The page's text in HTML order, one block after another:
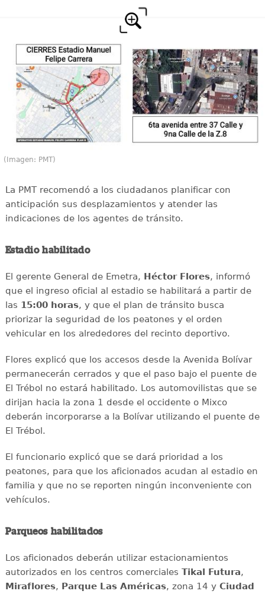
(Imagen: PMT)
La PMT recomendó a los ciudadanos planificar con
anticipación sus desplazamientos y atender las
indicaciones de los agentes de tránsito.
Estadio habilitado
El gerente General de Emetra, Héctor Flores, informó
que el ingreso oficial al estadio se habilitará a partir de
las 15:00 horas, y que el plan de tránsito busca
priorizar la seguridad de los peatones y el orden
vehicular en los alrededores del recinto deportivo.
Flores explicó que los accesos desde la Avenida Bolívar
permanecerán cerrados y que el paso bajo el puente de
El Trébol no estará habilitado. Los automovilistas que se
dirijan hacia la zona 1 desde el occidente o Mixco
deberán incorporarse a la Bolívar utilizando el puente de
El Trébol.
El funcionario explicó que se dará prioridad a los
peatones, para que los aficionados acudan al estadio en
familia y que no se reporten ningún inconveniente con
vehículos.
Parqueos habilitados
Los aficionados deberán utilizar estacionamientos
autorizados en los centros comerciales Tikal Futura,
Miraflores, Parque Las Américas, zona 14 y Ciudad